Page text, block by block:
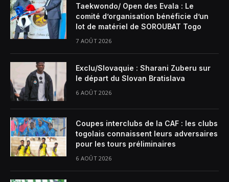
Taekwondo/ Open des Evala : Le
comité d’organisation bénéficie d’un
lot de matériel de SOROUBAT Togo
7 AOÛT 2026
Exclu/Slovaquie : Sharani Zuberu sur
le départ du Slovan Bratislava
6 AOÛT 2026
Coupes interclubs de la CAF : les clubs
togolais connaissent leurs adversaires
pour les tours préliminaires
6 AOÛT 2026